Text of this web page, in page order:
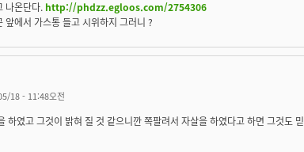
나온단다. http://phdzz.egloos.com/2754306
에서 가스통 들고 시위하지 그러니 ?
18 - 11:48오전
하였고 그것이 밝혀 질 것 같으니깐 쪽팔려서 자살을 하였다고 하면 그것도 믿